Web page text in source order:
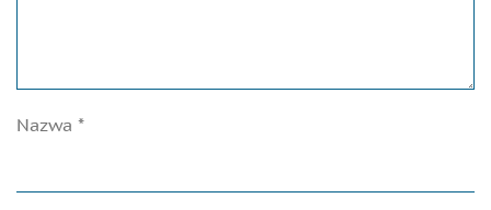
Nazwa *